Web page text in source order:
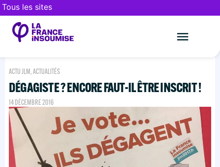
Tous les sites
ACTU JLM,ACTUALITÉS
DÉGAGISTE ? ENCORE FAUT-IL ÊTRE INSCRIT !
14 DÉCEMBRE 2016